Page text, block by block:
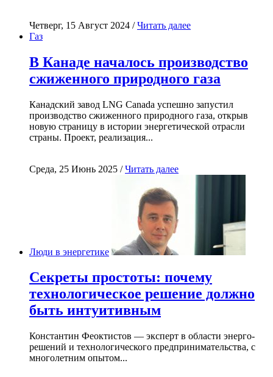
Четверг, 15 Август 2024 /Читать далее
Газ
В Канаде началось производство
сжиженного природного газа
Канадский завод LNG Canada успешно запустил
производство сжиженного природного газа, открыв
новую страницу в истории энергетической отрасли
страны. Проект, реализация...
Среда, 25 Июнь 2025 /Читать далее
Люди в энергетике
Секреты простоты: почему
технологическое решение должно
быть интуитивным
Константин Феоктистов — эксперт в области энерго-
решений и технологического предпринимательства, с
многолетним опытом...